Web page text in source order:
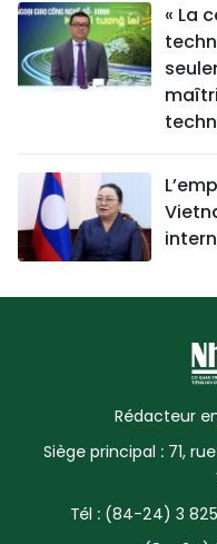
« La
Rédacteur
Siège principal : 71,
Tél : (84-24) 3